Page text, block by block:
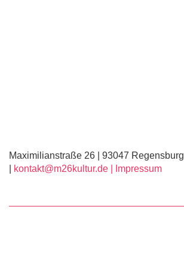
Maximilianstraße 26 | 93047 Regensburg
kontakt@m26kultur.de | Impressum